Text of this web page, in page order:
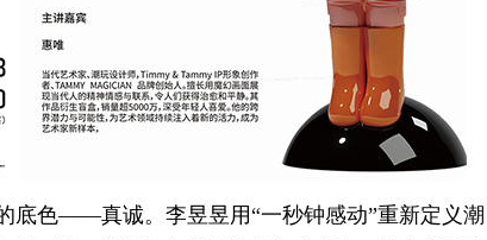
底色——真诚。李昱昱用“一秒钟感动”重新定义潮